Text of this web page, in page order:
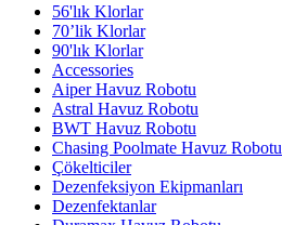
56'lık Klorlar
70’lik Klorlar
90'lık Klorlar
Accessories
Aiper Havuz Robotu
Astral Havuz Robotu
BWT Havuz Robotu
Chasing Poolmate Havuz Robotu
Çökelticiler
Dezenfeksiyon Ekipmanları
Dezenfektanlar